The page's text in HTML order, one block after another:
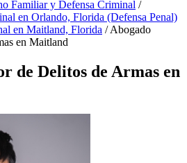
Familiar y Defensa Criminal /
en Orlando, Florida (Defensa Penal)
en Maitland, Florida /Abogado
en Maitland
de Delitos de Armas en